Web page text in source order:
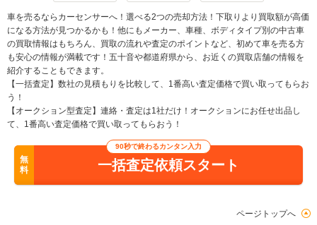
車を売るならカーセンサーへ！選べる2つの売却方法！下取りより買取額が高価
になる方法が見つかるかも！他にもメーカー、車種、ボディタイプ別の中古車
の買取情報はもちろん、買取の流れや査定のポイントなど、初めて車を売る方
も安心の情報が満載です！五十音や都道府県から、お近くの買取店舗の情報を
紹介することもできます。
【一括査定】数社の見積もりを比較して、1番高い査定価格で買い取ってもらお
う！
【オークション型査定】連絡・査定は1社だけ！オークションにお任せ出品し
て、1番高い査定価格で買い取ってもらおう！
無
料
90秒で終わるカンタン入力
一括査定依頼スタート
ページトップへ